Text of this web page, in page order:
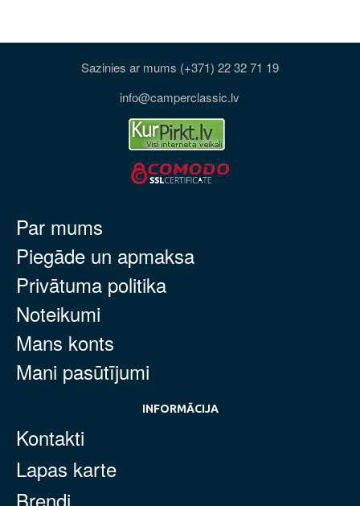
Sazinies ar mums (+371) 22 32 71 19
info@camperclassic.lv
Par mums
Piegāde un apmaksa
Privātuma politika
Noteikumi
Mans konts
Mani pasūtījumi
INFORMĀCIJA
Kontakti
Lapas karte
Brendi